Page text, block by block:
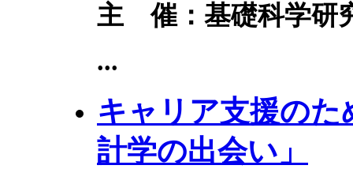
主 催：基礎科学研
...
キャリア支援のた
計学の出会い」